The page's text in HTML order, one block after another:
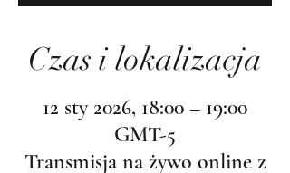
Czas i lokalizacja
12 sty 2026, 18:00 – 19:00
GMT-5
Transmisja na żywo online z